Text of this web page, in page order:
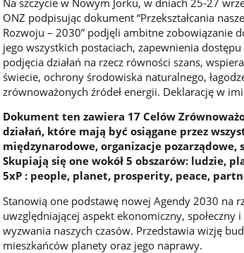
ONZ podpisując dokument “Przekształcania
Rozwoju – 2030” podjęli ambitne zobowiązanie
jego wszystkich postaciach, zapewnienia
podjęcia działań na rzecz równości szans,
świecie, ochrony środowiska naturalnego,
zrównoważonych źródeł energii. Deklarację w
Dokument ten zawiera 17 Celów
działań, które mają być osiągane przez
międzynarodowe, organizacje
Skupiają się one wokół 5 obszarów: ludzie,
5xP : people, planet, prosperity, peace,
Stanowią one podstawę nowej Agendy 2030 na
uwzględniającej aspekt ekonomiczny,
wyzwania naszych czasów. Przedstawia wizję
mieszkańców planety oraz jego naprawy.